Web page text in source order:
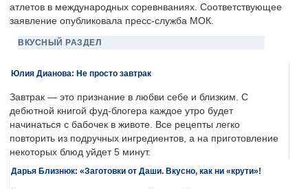
атлетов в международных соревнваниях. Соответствующее
заявление опубликовала пресс-служба МОК.
ВКУСНЫЙ РАЗДЕЛ
Юлия Дианова: Не просто завтрак
Завтрак — это признание в любви себе и близким. С
дебютной книгой фуд-блогера каждое утро будет
начинаться с бабочек в животе. Все рецепты легко
повторить из подручных ингредиентов, а на приготовление
некоторых блюд уйдет 5 минут.
Дарья Близнюк: «Заготовки от Даши. Вкусно, как ни «крути»!